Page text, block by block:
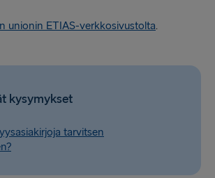
unionin ETIAS-verkkosivustolta.
kysymykset
tarvitsen